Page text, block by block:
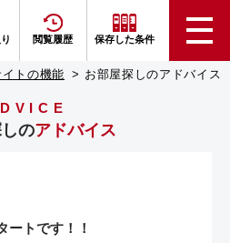
閲覧履歴 保存した条件
トの機能 お部屋探しのアドバイス
のアドバイス
ートです！！